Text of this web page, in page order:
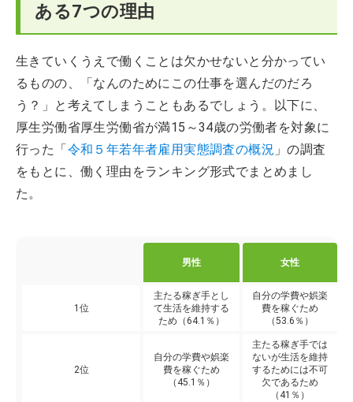
ある7つの理由
生きていくうえで働くことは欠かせないと分かってい
るものの、「なんのためにこの仕事を選んだのだろ
う？」と考えてしまうこともあるでしょう。以下に、
厚生労働省厚生労働省が満15～34歳の労働者を対象に
行った「令和５年若年者雇用実態調査の概況 」の調査
をもとに、働く理由をランキング形式でまとめまし
た。
男性 女性
1位
主たる稼ぎ手とし
て生活を維持する
ため（64.1％）
自分の学費や娯楽
費を稼ぐため
（53.6％）
2位
自分の学費や娯楽
費を稼ぐため
（45.1％）
主たる稼ぎ手では
ないが生活を維持
するためには不可
欠であるため
（41％）